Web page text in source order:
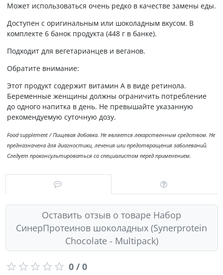
Может использоваться очень редко в качестве замены еды.
Доступен с оригинальным или шоколадным вкусом. В
комплекте 6 банок продукта (448 г в банке).
Подходит для вегетарианцев и веганов.
Обратите внимание:
Этот продукт содержит витамин А в виде ретинола.
Беременные женщины должны ограничить потребление
до одного напитка в день. Не превышайте указанную
рекомендуемую суточную дозу.
Food supplement / Пищевая добавка. Не является лекарственным средством. Не
предназначена для диагностики, лечения или предотвращения заболеваний.
Следует проконсультироваться со специалистом перед применением.
Оставить отзыв о товаре Набор
СинерПротеинов шоколадных (Synerprotein
Chocolate - Multipack)
0 / 0